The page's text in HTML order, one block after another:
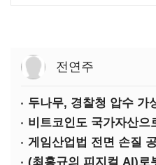
전연주